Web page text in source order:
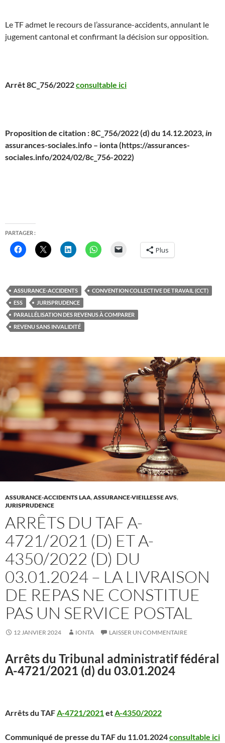
Le TF admet le recours de l’assurance-accidents, annulant le
jugement cantonal et confirmant la décision sur opposition.
Arrêt 8C_756/2022consultable ici
Proposition de citation : 8C_756/2022 (d) du 14.12.2023, in
assurances-sociales.info – ionta (https://assurances-
sociales.info/2024/02/8c_756-2022)
PARTAGER :
Plus
ASSURANCE-ACCIDENTS
CONVENTION COLLECTIVE DE TRAVAIL (CCT)
ESS
JURISPRUDENCE
PARALLÉLISATION DES REVENUS À COMPARER
REVENU SANS INVALIDITÉ
ASSURANCE-ACCIDENTS LAA,ASSURANCE-VIEILLESSE AVS,
JURISPRUDENCE
ARRÊTS DU TAF A-
4721/2021 (D) ET A-
4350/2022 (D) DU
03.01.2024 – LA LIVRAISON
DE REPAS NE CONSTITUE
PAS UN SERVICE POSTAL
12 JANVIER 2024 IONTA LAISSER UN COMMENTAIRE
Arrêts du Tribunal administratif fédéral
A-4721/2021 (d) du 03.01.2024
Arrêts du TAF A-4721/2021 et A-4350/2022
Communiqué de presse du TAF du 11.01.2024consultable ici